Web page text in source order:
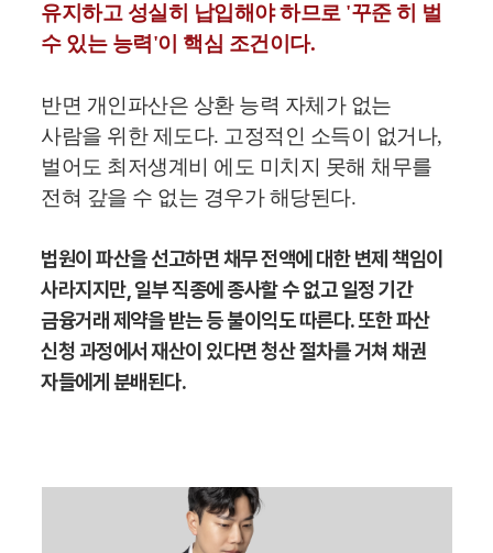
유지하고 성실히 납입해야 하므로 '꾸준 히 벌
수 있는 능력'이 핵심 조건이다.
반면 개인파산은 상환 능력 자체가 없는
사람을 위한 제도다. 고정적인 소득이 없거나,
벌어도 최저생계비 에도 미치지 못해 채무를
전혀 갚을 수 없는 경우가 해당된다.
법원이 파산을 선고하면 채무 전액에 대한 변제 책임이
사라지지만, 일부 직종에 종사할 수 없고 일정 기간
금융거래 제약을 받는 등 불이익도 따른다. 또한 파산
신청 과정에서 재산이 있다면 청산 절차를 거쳐 채권
자들에게 분배된다.